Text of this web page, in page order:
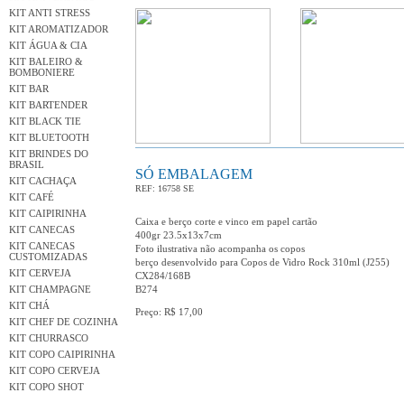
KIT ANTI STRESS
KIT AROMATIZADOR
KIT ÁGUA & CIA
KIT BALEIRO &
BOMBONIERE
KIT BAR
KIT BARTENDER
KIT BLACK TIE
KIT BLUETOOTH
KIT BRINDES DO
BRASIL
KIT CACHAÇA
KIT CAFÉ
KIT CAIPIRINHA
KIT CANECAS
KIT CANECAS
CUSTOMIZADAS
KIT CERVEJA
KIT CHAMPAGNE
KIT CHÁ
KIT CHEF DE COZINHA
KIT CHURRASCO
KIT COPO CAIPIRINHA
KIT COPO CERVEJA
KIT COPO SHOT
SÓ EMBALAGEM
REF: 16758 SE
Caixa e berço corte e vinco em papel cartão
400gr 23.5x13x7cm
Foto ilustrativa não acompanha os copos
berço desenvolvido para Copos de Vidro Rock 310ml (J255)
CX284/168B
B274
Preço: R$ 17,00